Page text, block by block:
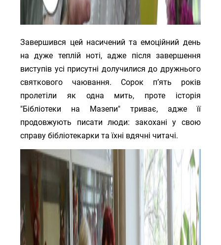
Завершився цей насичений та емоційний день
на дуже теплій ноті, адже після завершення
виступів усі присутні долучилися до дружнього
святкового чаювання. Сорок п’ять років
пролетіли як одна мить, проте історія
"Бібліотеки на Мазепи" триває, адже її
продовжують писати люди: закохані у свою
справу бібліотекарки та їхні вдячні читачі.